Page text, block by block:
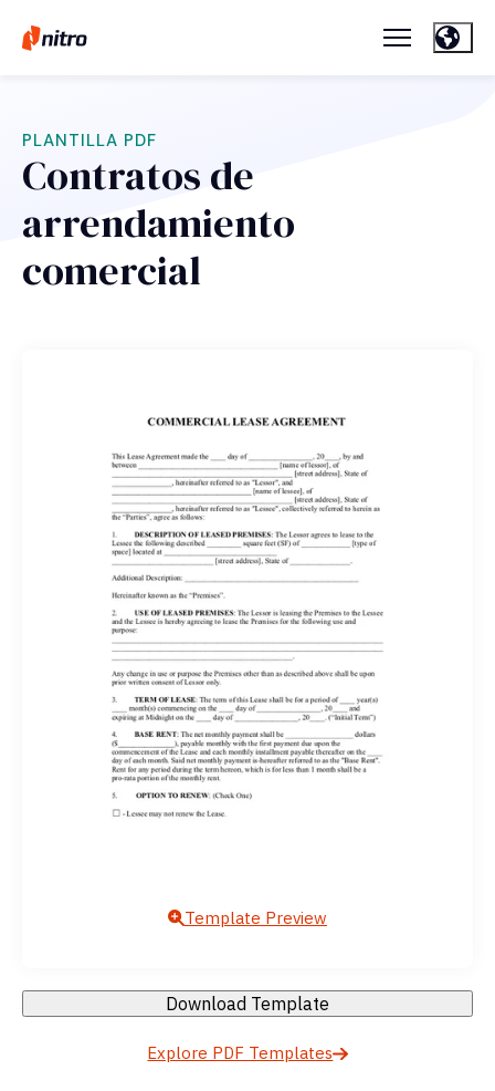
PLANTILLA PDF
Contratos de
arrendamiento
comercial
Template Preview
Download Template
Explore PDF Templates